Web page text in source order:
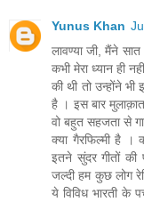
Yunus Khan
लावण्‍या जी, मैंने सात
कभी मेरा ध्‍यान ही
की थी तो उन्‍होंने
है । इस बार
वो बहुत सहजता से
क्‍या गैरफिल्‍मी है ।
इतने सुंदर गीतों
जल्‍दी हम कुछ लोग
ये विविध भारती के